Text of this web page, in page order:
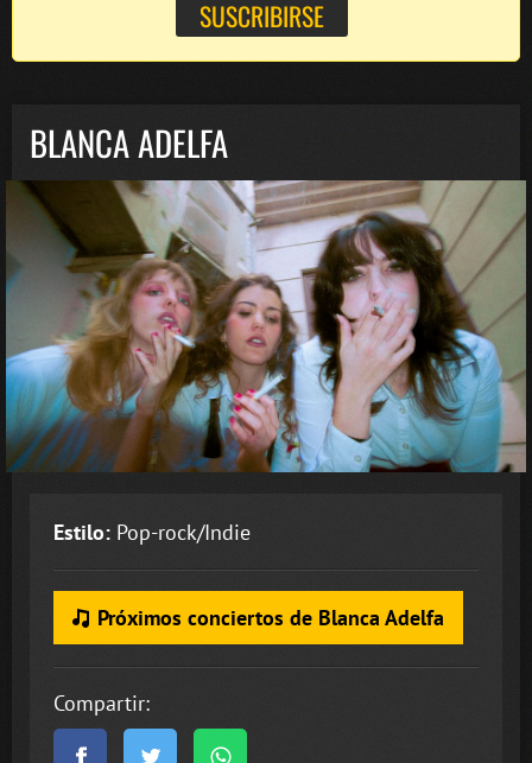
BLANCA ADELFA
Estilo: Pop-rock/Indie
Próximos conciertos de Blanca Adelfa
Compartir: